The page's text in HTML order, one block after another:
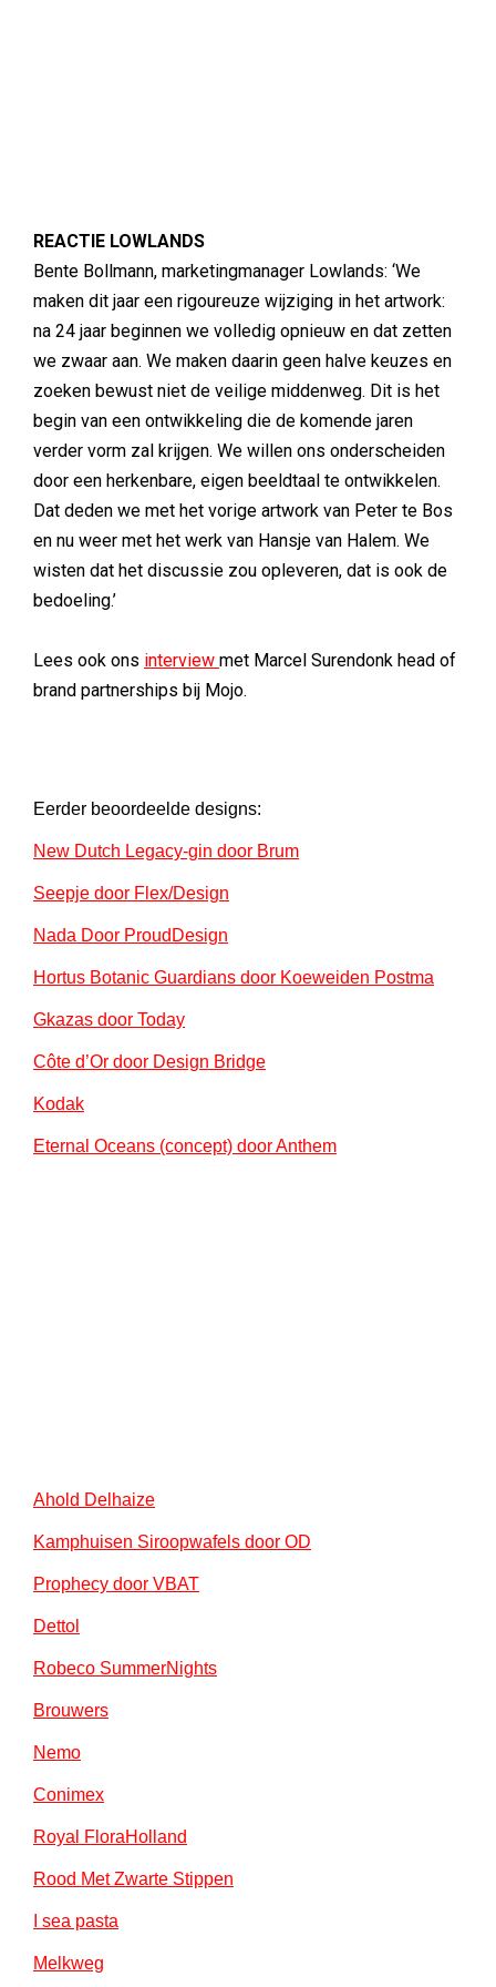
REACTIE LOWLANDS
Bente Bollmann, marketingmanager Lowlands: ‘We
maken dit jaar een rigoureuze wijziging in het artwork:
na 24 jaar beginnen we volledig opnieuw en dat zetten
we zwaar aan. We maken daarin geen halve keuzes en
zoeken bewust niet de veilige middenweg. Dit is het
begin van een ontwikkeling die de komende jaren
verder vorm zal krijgen. We willen ons onderscheiden
door een herkenbare, eigen beeldtaal te ontwikkelen.
Dat deden we met het vorige artwork van Peter te Bos
en nu weer met het werk van Hansje van Halem. We
wisten dat het discussie zou opleveren, dat is ook de
bedoeling.’
Lees ook ons interview met Marcel Surendonk head of
brand partnerships bij Mojo.
Eerder beoordeelde designs:
New Dutch Legacy-gin door Brum
Seepje door Flex/Design
Nada Door ProudDesign
Hortus Botanic Guardians door Koeweiden Postma
Gkazas door Today
Côte d’Or ​door Design Bridge
Kodak
Eternal Oceans (concept) door Anthem
Ahold Delhaize
Kamphuisen Siroopwafels door OD
Prophecy door VBAT
Dettol
Robeco SummerNights
Brouwers
Nemo
Conimex
Royal FloraHolland
Rood Met Zwarte Stippen
I sea pasta
Melkweg